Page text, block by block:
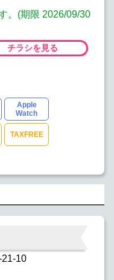
。(期限 2026/09/30
チラシを見る
Apple
Watch
TAXFREE
10